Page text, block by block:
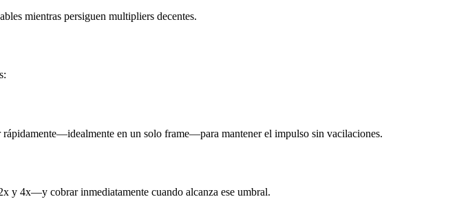
mientras persiguen multipliers decentes.
rápidamente—idealmente en un solo frame—para mantener el impulso sin vacilaciones.
y 4x—y cobrar inmediatamente cuando alcanza ese umbral.